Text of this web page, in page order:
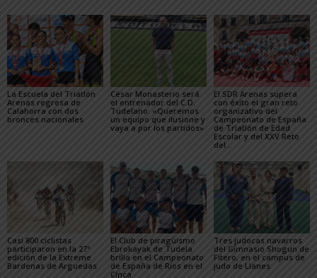
La Escuela del Triatlón
Arenas regresa de
Calahorra con dos
bronces nacionales
César Monasterio será
el entrenador del C.D.
Tudelano: «Queremos
un equipo que ilusione y
vaya a por los partidos»
El SDR Arenas supera
con éxito el gran reto
organizativo del
Campeonato de España
de Triatlón de Edad
Escolar y del XXV Reto
del...
Casi 800 ciclistas
participaron en la 27ª
edición de la Extreme
Bardenas de Arguedas
El Club de piragüismo
Ebrokayak de Tudela
brilla en el Campeonato
de España de Ríos en el
Cinca
Tres judocas navarros
del Gimnasio Shogun de
Fitero, en el campus de
judo de Llanes